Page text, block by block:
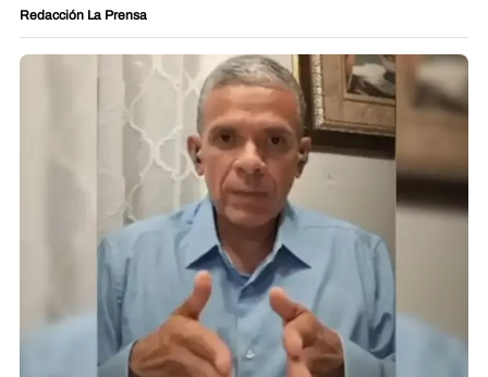
Redacción La Prensa